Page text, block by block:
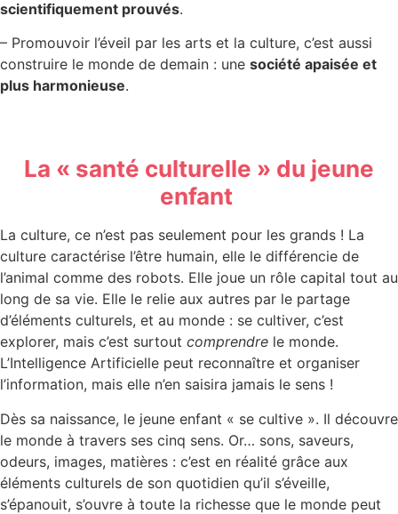
scientifiquement prouvés.
– Promouvoir l’éveil par les arts et la culture, c’est aussi
construire le monde de demain : une société apaisée et
plus harmonieuse.
La « santé culturelle » du jeune
enfant
La culture, ce n’est pas seulement pour les grands ! La
culture caractérise l’être humain, elle le différencie de
l’animal comme des robots. Elle joue un rôle capital tout au
long de sa vie. Elle le relie aux autres par le partage
d’éléments culturels, et au monde : se cultiver, c’est
explorer, mais c’est surtout comprendre le monde.
L’Intelligence Artificielle peut reconnaître et organiser
l’information, mais elle n’en saisira jamais le sens !
Dès sa naissance, le jeune enfant « se cultive ». Il découvre
le monde à travers ses cinq sens. Or… sons, saveurs,
odeurs, images, matières : c’est en réalité grâce aux
éléments culturels de son quotidien qu’il s’éveille,
s’épanouit, s’ouvre à toute la richesse que le monde peut